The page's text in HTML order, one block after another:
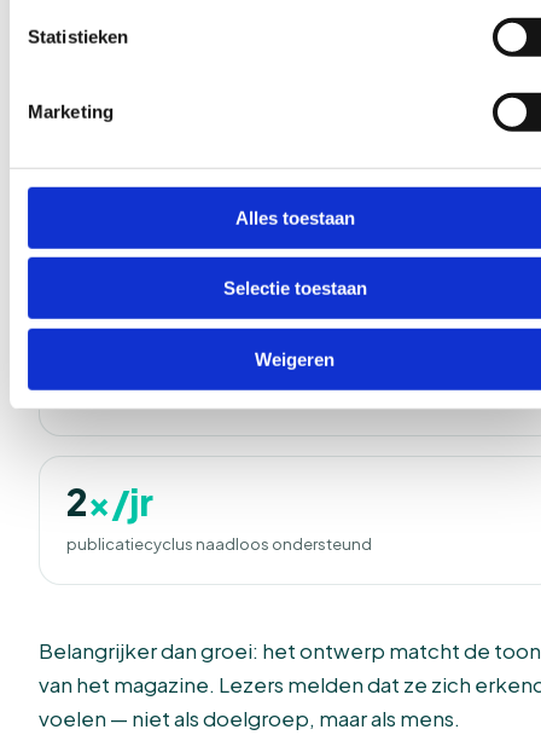
Statistieken
Marketing
Alles toestaan
Selectie toestaan
Weigeren
Redactie publiceert zelfstandig via een CMS
afgestemd op hun proces
pad naar gerelateerde stukken
gemiddelde leestijd op artikelpagina’s
terugkerende lezers binnen 90 dagen
2×/jr
publicatiecyclus naadloos ondersteund
Belangrijker dan groei: het ontwerp matcht de toon
van het magazine. Lezers melden dat ze zich
voelen — niet als doelgroep, maar als mens.